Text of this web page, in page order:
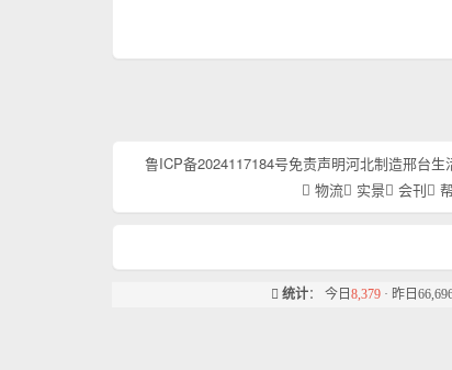
鲁ICP备2024117184号免责声明河北制造邢台生
物流
实景 会刊
统计： 今日 8,379· 昨日